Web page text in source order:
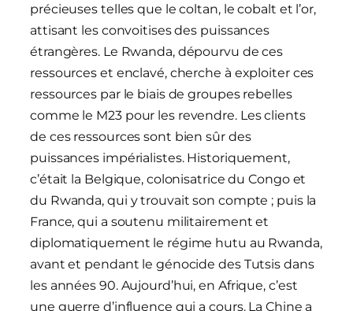
précieuses telles que le coltan, le cobalt et l’or,
attisant les convoitises des puissances
étrangères. Le Rwanda, dépourvu de ces
ressources et enclavé, cherche à exploiter ces
ressources par le biais de groupes rebelles
comme le M23 pour les revendre. Les clients
de ces ressources sont bien sûr des
puissances impérialistes. Historiquement,
c’était la Belgique, colonisatrice du Congo et
du Rwanda, qui y trouvait son compte ; puis la
France, qui a soutenu militairement et
diplomatiquement le régime hutu au Rwanda,
avant et pendant le génocide des Tutsis dans
les années 90. Aujourd’hui, en Afrique, c’est
une guerre d’influence qui a cours. La Chine a